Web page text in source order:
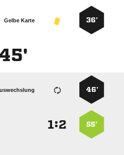
36’
Gelbe Karte
46’
55’
: